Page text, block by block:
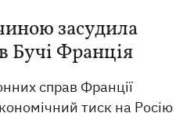
засудила
Бучі Франція
справ Франції
тиск на Росію